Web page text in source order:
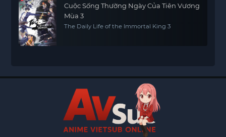
Cuộc Sống Thường Ngày Của Tiên Vương
Mùa 3
The Daily Life of the Immortal King 3